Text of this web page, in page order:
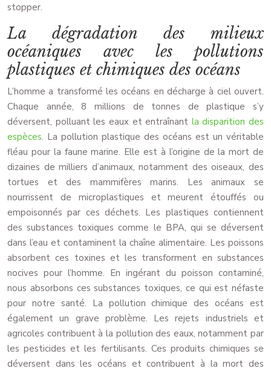
stopper.
La dégradation des milieux
océaniques avec les pollutions
plastiques et chimiques des océans
L’homme a transformé les océans en décharge à ciel ouvert.
Chaque année, 8 millions de tonnes de plastique s’y
déversent, polluant les eaux et entraînant la disparition des
espèces. La pollution plastique des océans est un véritable
fléau pour la faune marine. Elle est à l’origine de la mort de
dizaines de milliers d’animaux, notamment des oiseaux, des
tortues et des mammifères marins. Les animaux se
nourrissent de microplastiques et meurent étouffés ou
empoisonnés par ces déchets. Les plastiques contiennent
des substances toxiques comme le BPA, qui se déversent
dans l’eau et contaminent la chaîne alimentaire. Les poissons
absorbent ces toxines et les transforment en substances
nocives pour l’homme. En ingérant du poisson contaminé,
nous absorbons ces substances toxiques, ce qui est néfaste
pour notre santé. La pollution chimique des océans est
également un grave problème. Les rejets industriels et
agricoles contribuent à la pollution des eaux, notamment par
les pesticides et les fertilisants. Ces produits chimiques se
déversent dans les océans et contribuent à la mort des